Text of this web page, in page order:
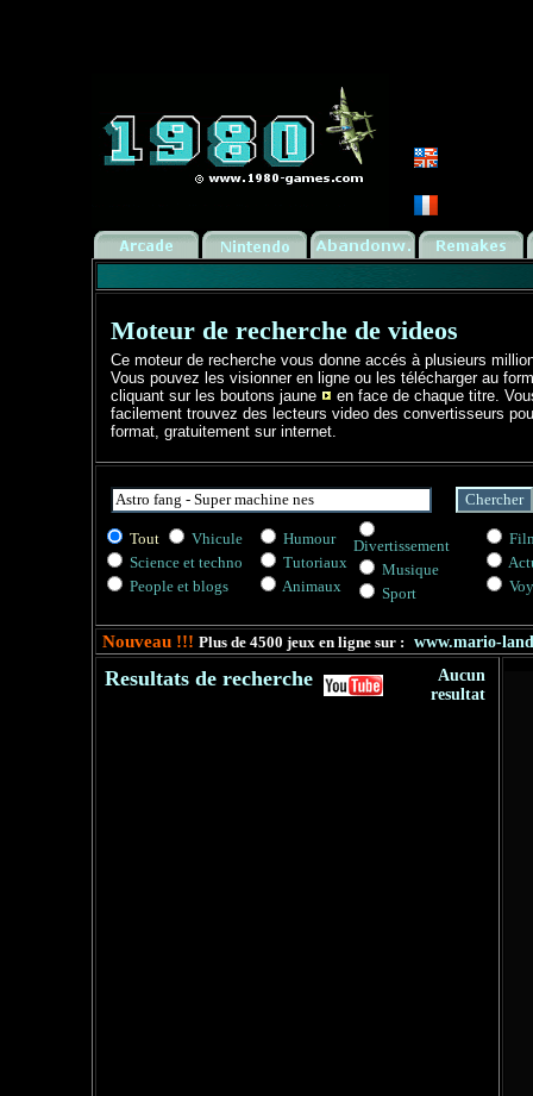
Moteur de recherche de videos
Ce moteur de recherche vous donne accés à plusieurs
Vous pouvez les visionner en ligne ou les télécharger au
cliquant sur les boutons jaune
en face de chaque titre.
facilement trouvez des lecteurs video des convertisseurs
format, gratuitement sur internet.
Tout
Vhicule
Science et techno
People et blogs
Humour
Tutoriaux
Animaux
Divertissement
Musique
Sport
Nouveau !!! Plus de 4500 jeux en ligne sur : www.mario-
Resultats de recherche
Aucun
resultat